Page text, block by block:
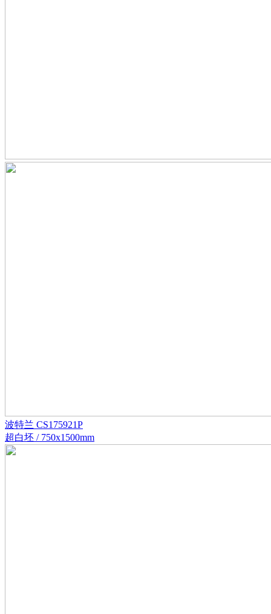
波特兰 CS175921P
超白坯 / 750x1500mm